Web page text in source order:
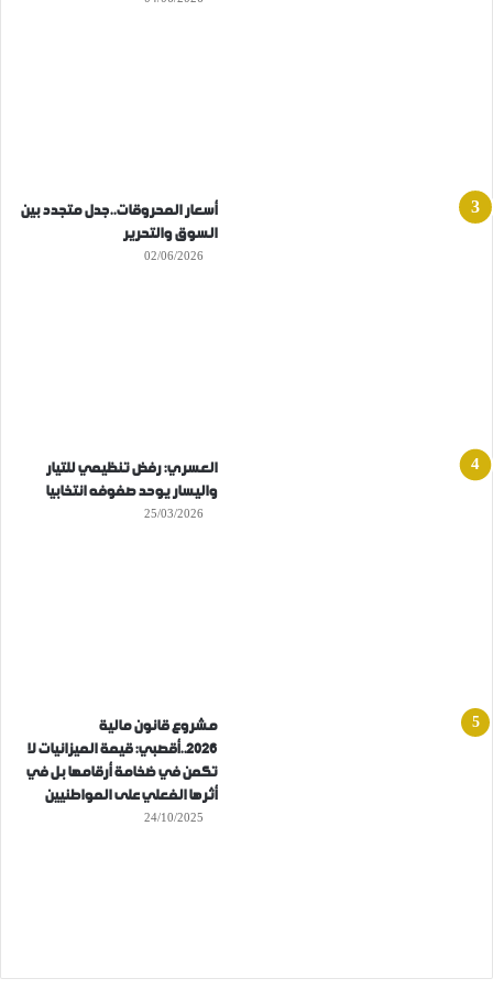
أسعار المحروقات..جدل متجدد بين
السوق والتحرير
02/06/2026
العسري: رفض تنظيمي للتيار
واليسار يوحد صفوفه انتخابيا
25/03/2026
مشروع قانون مالية
2026..أقصبي: قيمة الميزانيات لا
تكمن في ضخامة أرقامها بل في
أثرها الفعلي على المواطنيين
24/10/2025